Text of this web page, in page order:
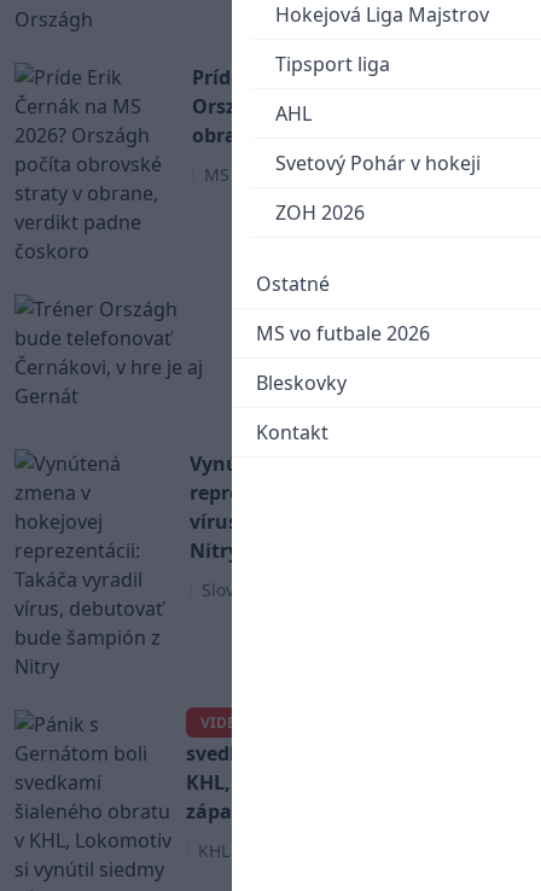
Hokejová Liga Majstrov
Tipsport liga
AHL
Svetový Pohár v hokeji
ZOH 2026
Ostatné
MS vo futbale 2026
Bleskovky
Kontakt
Príde Erik Černák na MS 2026?
Országh počíta obrovské straty v
obrane, verdikt padne čoskoro
MS v Hokeji 2026
telefonovať Černákovi, v
Vynútená zmena v hokejovej
reprezentácii: Takáča vyradil
vírus, debutovať bude šampión z
Nitry
Slovenský hokej
VIDEO
svedkami šialeného obratu v
KHL, Lokomotiv si vynútil siedmy
zápas
KHL